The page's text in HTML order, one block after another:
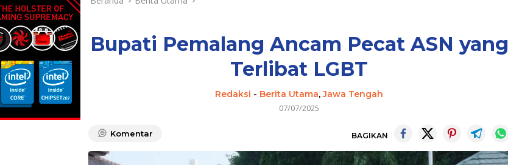
Bupati Pemalang Ancam Pecat ASN yang
Terlibat LGBT
Redaksi - Berita Utama,Jawa Tengah
07/07/2025
Komentar BAGIKAN